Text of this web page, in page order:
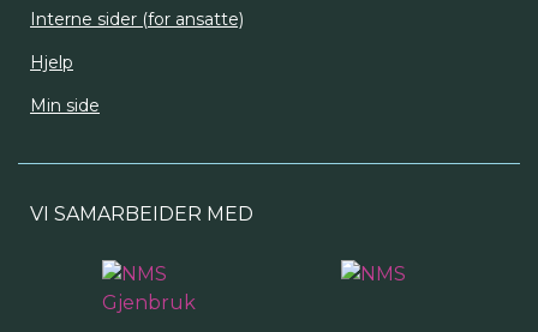
Interne sider (for ansatte)
Hjelp
Min side
VI SAMARBEIDER MED